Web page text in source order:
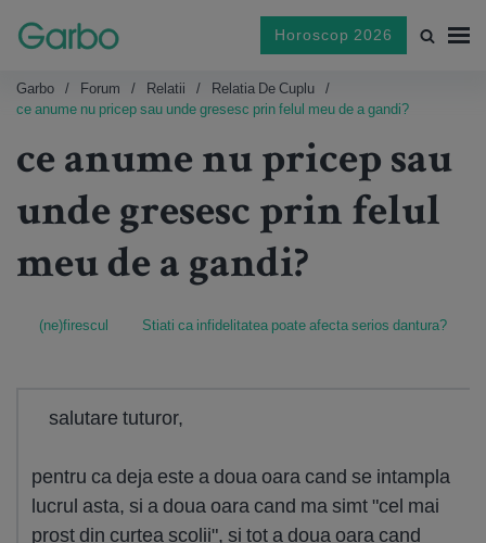
Horoscop 2026
Garbo Forum Relatii
Relatia De Cuplu
ce anume nu pricep sau unde gresesc prin felul meu de a gandi?
ce anume nu pricep sau
unde gresesc prin felul
meu de a gandi?
(ne)firescul Stiati ca infidelitatea poate afecta serios dantura?
salutare tuturor,
pentru ca deja este a doua oara cand se intampla
lucrul asta, si a doua oara cand ma simt "cel mai
prost din curtea scolii", si tot a doua oara cand